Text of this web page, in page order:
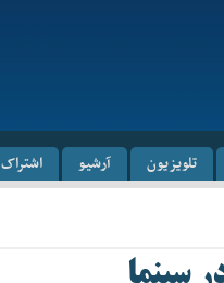
تلویزیون آرشیو اشتراک